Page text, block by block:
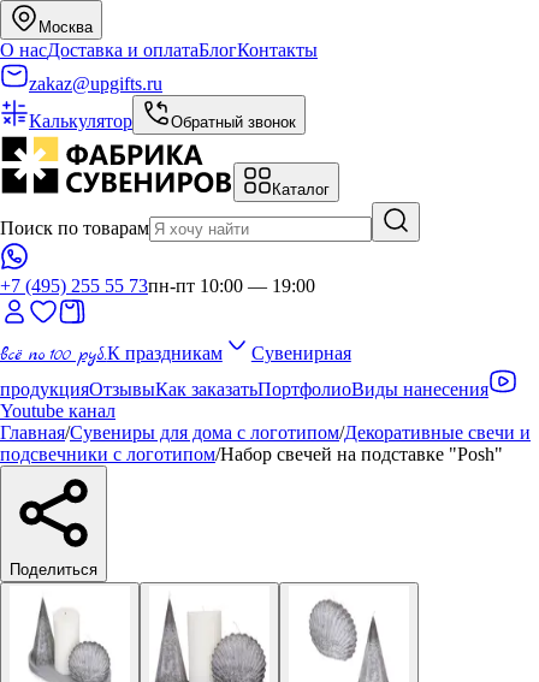
Москва
О насДоставка и оплатаБлогКонтакты
zakaz@upgifts.ru
Калькулятор
Обратный звонок
Каталог
Поиск по товарам
+7 (495) 255 55 73пн-пт 10:00 — 19:00
всё по 100 руб.К праздникам
Сувенирная
продукцияОтзывыКак заказатьПортфолиоВиды нанесения
Youtube канал
Главная/Сувениры для дома с логотипом/Декоративные свечи и
подсвечники с логотипом/Набор свечей на подставке "Posh"
Поделиться